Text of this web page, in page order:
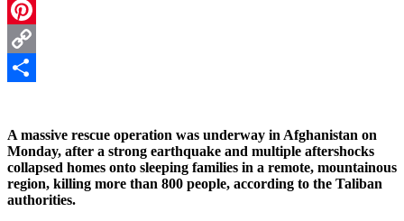
Telegram
Pinterest
Copy
A massive rescue operation was underway in Afghanistan on
Monday, after a strong earthquake and multiple aftershocks
collapsed homes onto sleeping families in a remote, mountainous
region, killing more than 800 people, according to the Taliban
authorities.